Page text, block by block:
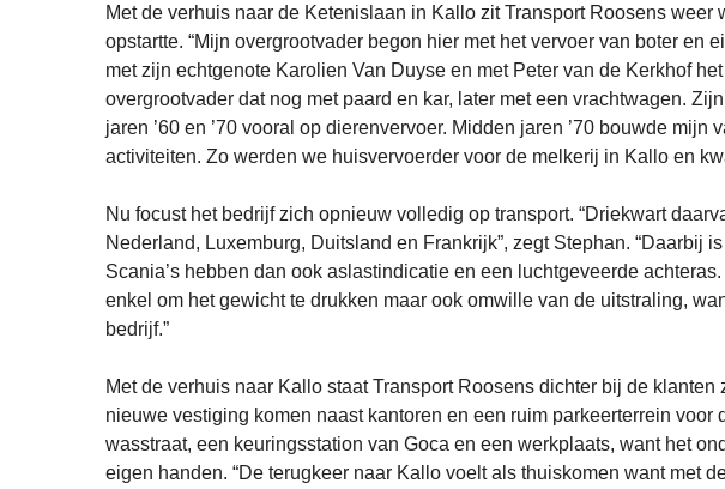
Met de verhuis naar de Ketenislaan in Kallo zit Transport Roosens
opstartte. “Mijn overgrootvader begon hier met het vervoer van boter en
met zijn echtgenote Karolien Van Duyse en met Peter van de Kerkhof
overgrootvader dat nog met paard en kar, later met een vrachtwagen.
jaren ’60 en ’70 vooral op dierenvervoer. Midden jaren ’70 bouwde
activiteiten. Zo werden we huisvervoerder voor de melkerij in Kallo en
Nu focust het bedrijf zich opnieuw volledig op transport. “Driekwart
Nederland, Luxemburg, Duitsland en Frankrijk”, zegt Stephan. “Daarbij
Scania’s hebben dan ook aslastindicatie en een luchtgeveerde
enkel om het gewicht te drukken maar ook omwille van de uitstraling,
bedrijf.”
Met de verhuis naar Kallo staat Transport Roosens dichter bij de
nieuwe vestiging komen naast kantoren en een ruim parkeerterrein voor
wasstraat, een keuringsstation van Goca en een werkplaats, want het
eigen handen. “De terugkeer naar Kallo voelt als thuiskomen want met